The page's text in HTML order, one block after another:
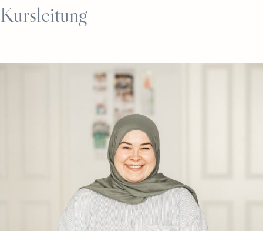
Kursleitung